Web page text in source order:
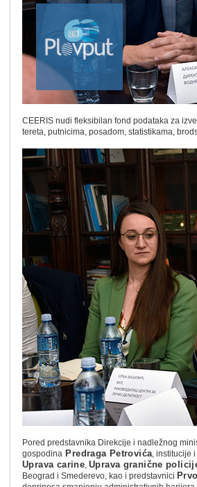
CEERIS nudi fleksibilan fond podataka za
tereta, putnicima, posadom, statistikama,
Pored predstavnika Direkcije i nadležnog
gospodina Predraga Petrovića, institucije
Uprava carine,Uprava granične
Beograd i Smederevo, kao i predstavnici